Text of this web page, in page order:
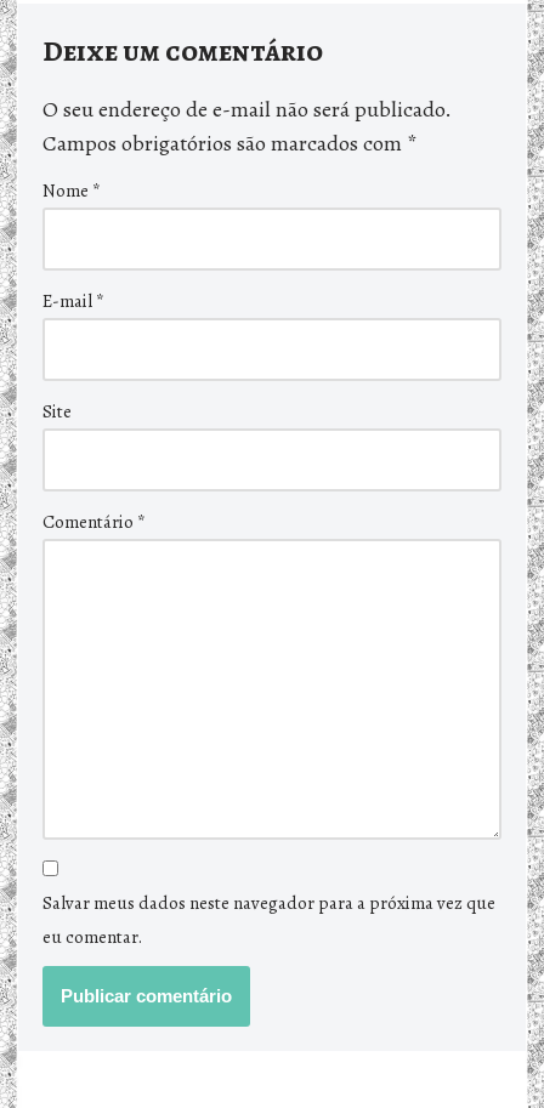
Deixe um comentário
O seu endereço de e-mail não será publicado.
Campos obrigatórios são marcados com *
Nome *
E-mail *
Site
Comentário *
Salvar meus dados neste navegador para a próxima vez que
eu comentar.